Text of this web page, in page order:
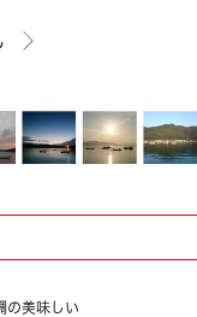
の美味しい